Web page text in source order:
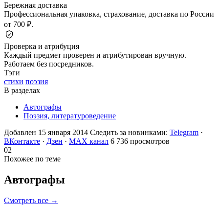
Бережная доставка
Профессиональная упаковка, страхование, доставка по России
от 700 ₽.
Проверка и атрибуция
Каждый предмет проверен и атрибутирован вручную.
Работаем без посредников.
Тэги
стихи поэзия
В разделах
Автографы
Поэзия, литературоведение
Добавлен 15 января 2014 Следить за новинками: Telegram ·
ВКонтакте · Дзен · MAX канал 6 736 просмотров
02
Похожее по теме
Автографы
Смотреть все →